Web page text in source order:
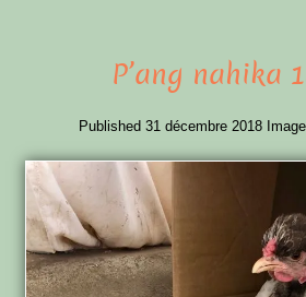
P’ang nahika
Published 31 décembre 2018